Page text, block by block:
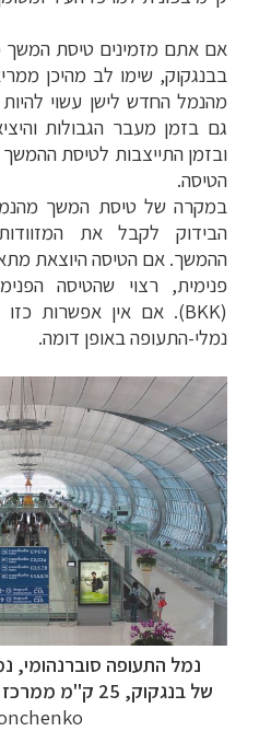
אם אתם מזמינים טיסת המשך
בבנגקוק, שימו לב מהיכן
מהנמל החדש לישן עשוי
גם בזמן מעבר הגבולות
ובזמן התייצבות לטיסת ההמשך
הטיסה.
במקרה של טיסת המשך
הבידוק לקבל את
ההמשך. אם הטיסה היוצאת
פנימית, רצוי שהטיסה
(
BKK). אם אין אפשרות כזו
נמלי-התעופה באופן דומה.
נמל התעופה סוברנהומי,
של בנגקוק, 25 ק"מ ממרכז העיר
תכנוןטיולים למזרח
תכנון
טיולים
ההצעות »